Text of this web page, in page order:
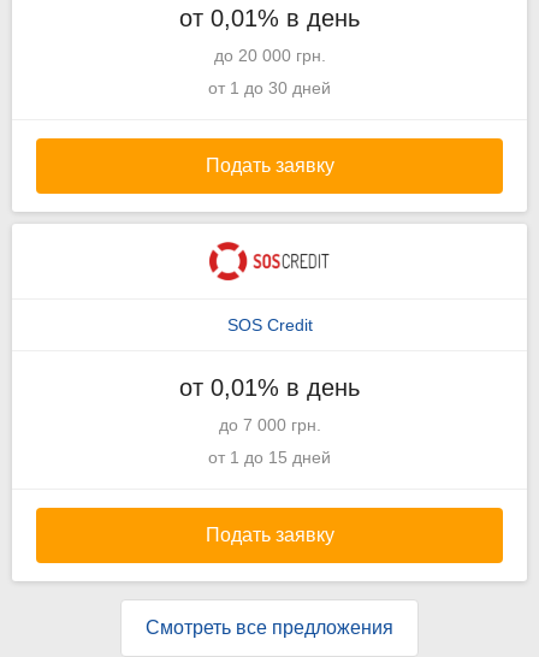
от 0,01% в день
до 20 000 грн.
от 1 до 30 дней
Подать заявку
SOS Credit
от 0,01% в день
до 7 000 грн.
от 1 до 15 дней
Подать заявку
Смотреть все предложения